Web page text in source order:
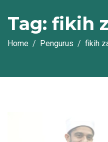
Tag: fikih
Home Pengurus fikih